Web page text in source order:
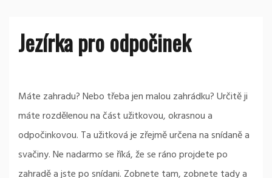
Jezírka pro odpočinek
Máte zahradu? Nebo třeba jen malou zahrádku? Určitě ji
máte rozdělenou na část užitkovou, okrasnou a
odpočinkovou. Ta užitková je zřejmě určena na snídaně a
svačiny. Ne nadarmo se říká, že se ráno projdete po
zahradě a jste po snídani. Zobnete tam, zobnete tady a